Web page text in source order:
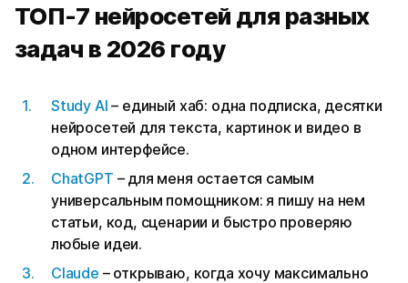
ТОП-7 нейросетей для разных
задач в 2026 году
Study AI – единый хаб: одна подписка, десятки
нейросетей для текста, картинок и видео в
одном интерфейсе.
ChatGPT – для меня остается самым
универсальным помощником: я пишу на нем
статьи, код, сценарии и быстро проверяю
любые идеи.
Claude – открываю, когда хочу максимально